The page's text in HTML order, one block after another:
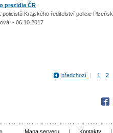
prezidia ČR
policistů Krajského ředitelství policie
- 06.10.2017
předchozí | 1 2
Mapa serveru | Kontakty |